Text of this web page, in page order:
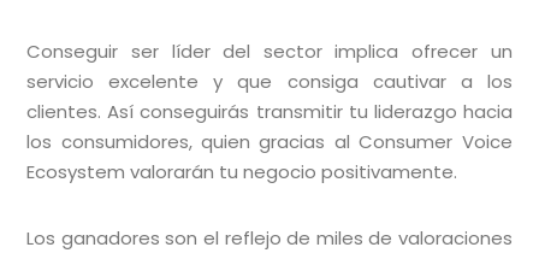
Conseguir ser líder del sector implica ofrecer un
servicio excelente y que consiga cautivar a los
clientes. Así conseguirás transmitir tu liderazgo hacia
los consumidores, quien gracias al Consumer Voice
Ecosystem valorarán tu negocio positivamente.
Los ganadores son el reflejo de miles de valoraciones